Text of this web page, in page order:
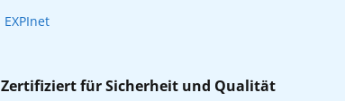
EXPInet
Zertifiziert für Sicherheit und Qualität